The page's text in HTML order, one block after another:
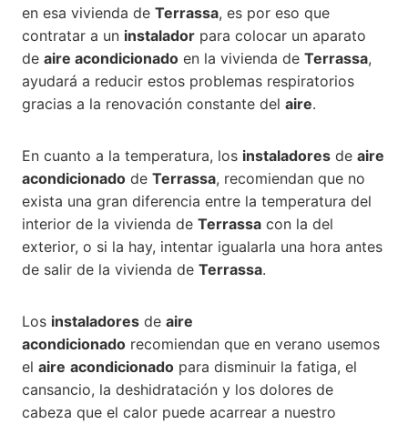
en esa vivienda de Terrassa, es por eso que
contratar a un instalador para colocar un aparato
de aire acondicionado en la vivienda de Terrassa,
ayudará a reducir estos problemas respiratorios
gracias a la renovación constante del aire.
En cuanto a la temperatura, los instaladores de aire
acondicionado de Terrassa, recomiendan que no
exista una gran diferencia entre la temperatura del
interior de la vivienda de Terrassa con la del
exterior, o si la hay, intentar igualarla una hora antes
de salir de la vivienda de Terrassa.
Los instaladores de aire
acondicionado recomiendan que en verano usemos
el aire acondicionado para disminuir la fatiga, el
cansancio, la deshidratación y los dolores de
cabeza que el calor puede acarrear a nuestro